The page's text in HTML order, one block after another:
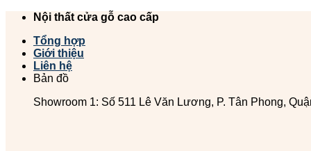
Chuyển
dung
Nội thất cửa gỗ cao cấp
Tổng hợp
Giới thiệu
Liên hệ
Bản đồ
Showroom 1: Số 511 Lê Văn Lương, P. Tân Phong,